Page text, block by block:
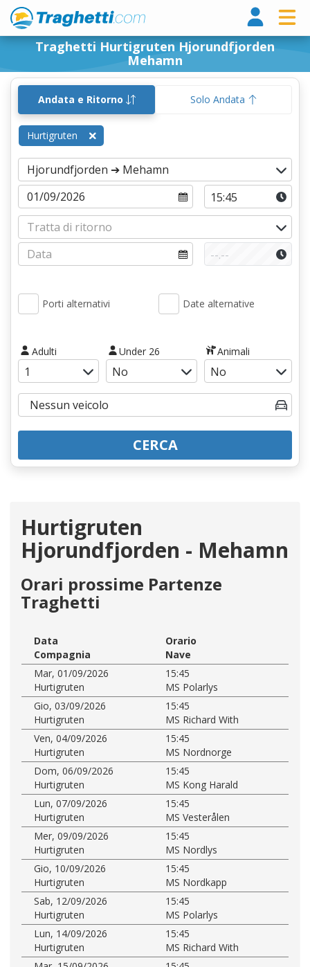
Traghetti Hurtigruten Hjorundfjorden
Mehamn
Andata e Ritorno Solo Andata
Hurtigruten
Porti alternativi Date alternative
Adulti Under 26 Animali
CERCA
Hurtigruten
Hjorundfjorden - Mehamn
Orari prossime Partenze
Traghetti
Data
Orario
Compagnia
Nave
Mar, 01/09/2026
15:45
Hurtigruten
MS Polarlys
Gio, 03/09/2026
15:45
Hurtigruten
MS Richard With
Ven, 04/09/2026
15:45
Hurtigruten
MS Nordnorge
Dom, 06/09/2026
15:45
Hurtigruten
MS Kong Harald
Lun, 07/09/2026
15:45
Hurtigruten
MS Vesterålen
Mer, 09/09/2026
15:45
Hurtigruten
MS Nordlys
Gio, 10/09/2026
15:45
Hurtigruten
MS Nordkapp
Sab, 12/09/2026
15:45
Hurtigruten
MS Polarlys
Lun, 14/09/2026
15:45
Hurtigruten
MS Richard With